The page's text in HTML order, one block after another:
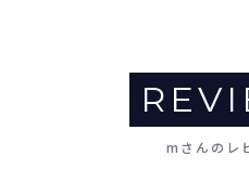
mさんのレ